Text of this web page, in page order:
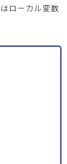
ローカル変数